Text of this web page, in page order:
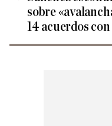
sobre
14 acuerdos